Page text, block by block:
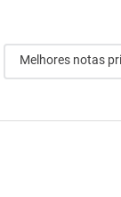
Melhores notas